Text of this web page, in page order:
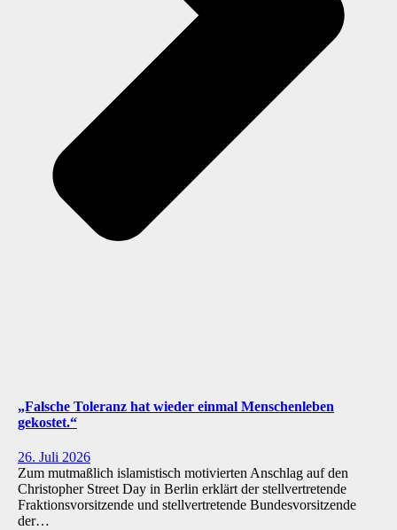
„Falsche Toleranz hat wieder einmal Menschenleben
gekostet.“
26. Juli 2026
Zum mutmaßlich islamistisch motivierten Anschlag auf den
Christopher Street Day in Berlin erklärt der stellvertretende
Fraktionsvorsitzende und stellvertretende Bundesvorsitzende
der…